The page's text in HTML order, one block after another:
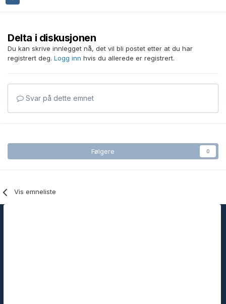
Delta i diskusjonen
Du kan skrive innlegget nå, det vil bli postet etter at du har
registrert deg. Logg inn hvis du allerede er registrert.
Svar på dette emnet
Følgere 0
Vis emneliste